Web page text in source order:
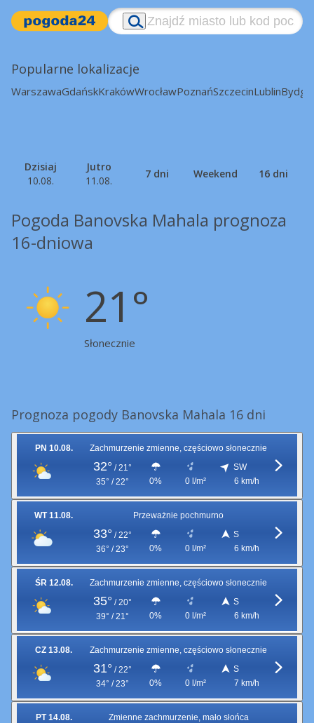
Popularne lokalizacje
WarszawaGdańskKrakówWrocławPoznańSzczecinLublin
Dzisiaj
10.08.
Jutro
11.08.
7 dni Weekend 16 dni
Pogoda Banovska Mahala prognoza
16-dniowa
21°
Słonecznie
Prognoza pogody Banovska Mahala 16 dni
PN 10.08. Zachmurzenie zmienne, częściowo słonecznie
32° / 21°
35° / 22°
0% 0 l/m²
SW
6 km/h
WT 11.08. Przeważnie pochmurno
33° / 22°
36° / 23°
0% 0 l/m²
S
6 km/h
ŚR 12.08. Zachmurzenie zmienne, częściowo słonecznie
35° / 20°
39° / 21°
0% 0 l/m²
S
6 km/h
CZ 13.08. Zachmurzenie zmienne, częściowo słonecznie
31° / 22°
34° / 23°
0% 0 l/m²
S
7 km/h
PT 14.08. Zmienne zachmurzenie, mało słońca